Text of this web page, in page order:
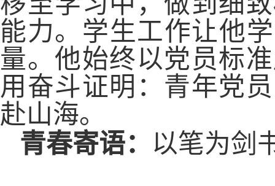
能力。学生工作让他
量。他始终以党员标
用奋斗证明：青年党
赴山海。
青春寄语： 以笔为剑